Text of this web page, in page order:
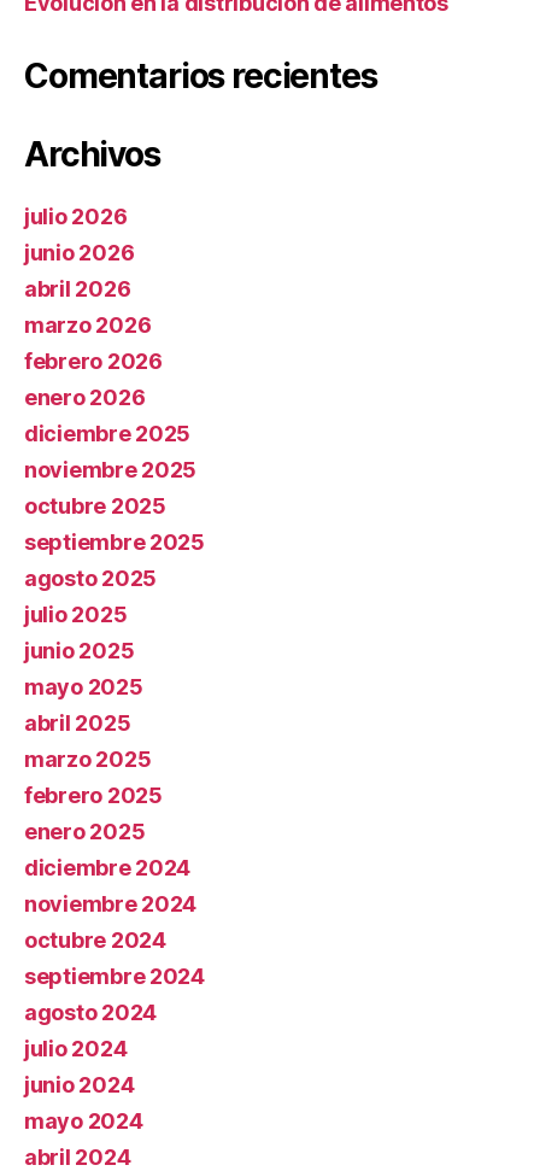
Comentarios recientes
Archivos
julio 2026
junio 2026
abril 2026
marzo 2026
febrero 2026
enero 2026
diciembre 2025
noviembre 2025
octubre 2025
septiembre 2025
agosto 2025
julio 2025
junio 2025
mayo 2025
abril 2025
marzo 2025
febrero 2025
enero 2025
diciembre 2024
noviembre 2024
octubre 2024
septiembre 2024
agosto 2024
julio 2024
junio 2024
mayo 2024
abril 2024